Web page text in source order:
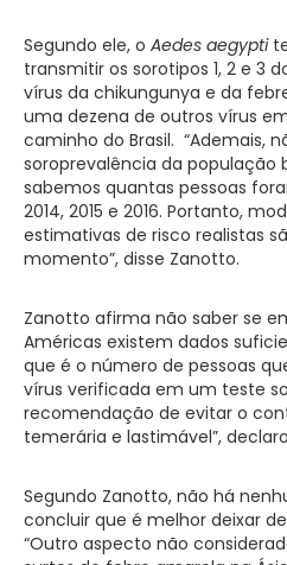
Segundo ele, o Aedes aegypti
transmitir os sorotipos 1, 2 e 3
vírus da chikungunya e da
uma dezena de outros vírus
caminho do Brasil. “Ademais,
soroprevalência da população
sabemos quantas pessoas
2014, 2015 e 2016. Portanto,
estimativas de risco realistas
momento”, disse Zanotto.
Zanotto afirma não saber se
Américas existem dados
que é o número de pessoas
vírus verificada em um teste
recomendação de evitar o
temerária e lastimável”,
Segundo Zanotto, não há
concluir que é melhor deixar
“Outro aspecto não